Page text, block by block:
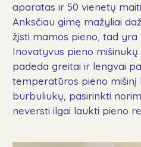
aparatas ir 50 vienetų
Anksčiau gimę mažyliai
žįsti mamos pieno, tad
Inovatyvus pieno
padeda greitai ir lengvai
temperatūros pieno
burbuliukų, pasirinkti
neversti ilgai laukti pieno